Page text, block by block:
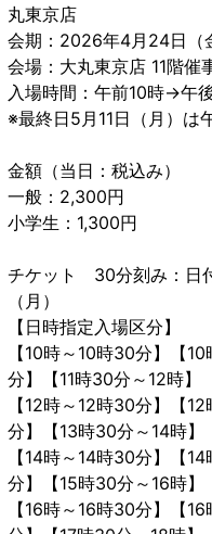
丸東京店
会期：2026年4月24日（
会場：大丸東京店 11階催
入場時間：午前10時→午
※最終日5月11日（月）は
金額（当日：税込み）
一般：2,300円
小学生：1,300円
チケット　30分刻み：日
（月）
【日時指定入場区分】
【10時～10時30分】【
分】【11時30分～12時】
【12時～12時30分】【
分】【13時30分～14時】
【14時～14時30分】【
分】【15時30分～16時】
【16時～16時30分】【